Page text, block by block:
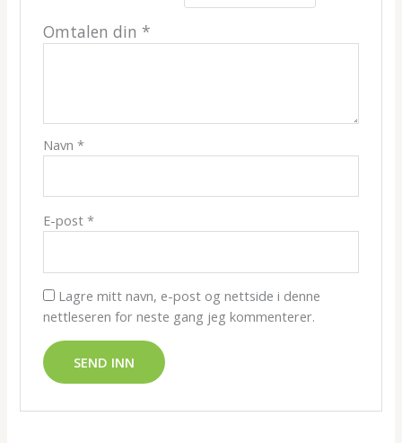
Omtalen din *
Navn *
E-post *
Lagre mitt navn, e-post og nettside i denne
nettleseren for neste gang jeg kommenterer.